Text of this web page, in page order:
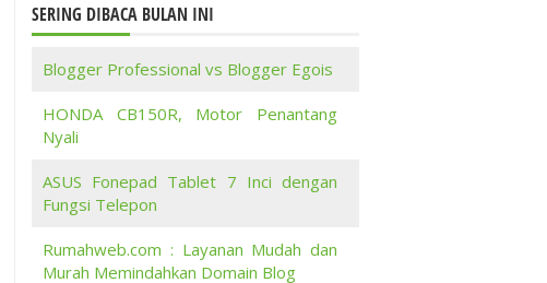
SERING DIBACA BULAN INI
Blogger Professional vs Blogger Egois
HONDA CB150R, Motor Penantang
Nyali
ASUS Fonepad Tablet 7 Inci dengan
Fungsi Telepon
Rumahweb.com : Layanan Mudah dan
Murah Memindahkan Domain Blog